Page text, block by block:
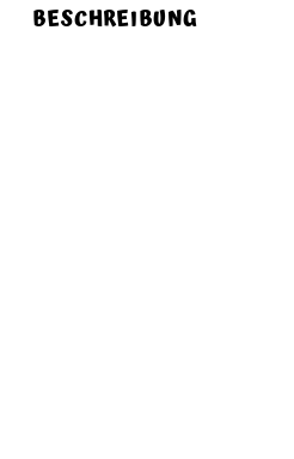
BESCHREIBUNG